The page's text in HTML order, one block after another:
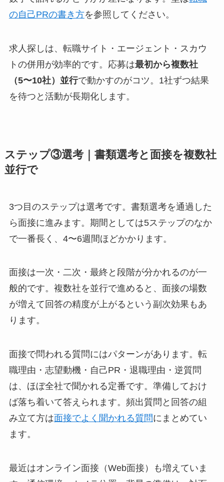
の自己PRの書き方を参照してください。
求人探しは、転職サイト・エージェント・スカウ
トの併用が効率的です。応募は最初から複数社
（5〜10社）並行で動かすのがコツ。1社ずつ結果
を待つと活動が長期化します。
ステップ③選考｜書類選考と面接を複数社
並行で
3つ目のステップは選考です。書類選考を通過した
ら面接に進みます。期間としては5ステップのなか
で一番長く、4〜6週間ほどかかります。
面接は一次・二次・最終と段階が分かれるのが一
般的です。複数社を並行で進めると、面接の場数
が増えて回答の精度が上がるという副次効果もあ
ります。
面接で問われる質問にはパターンがあります。転
職理由・志望動機・自己PR・退職理由・逆質問
は、ほぼ全社で聞かれる定番です。準備しておけ
ば落ち着いて答えられます。頻出質問と回答の組
み立て方は面接でよく聞かれる質問にまとめてい
ます。
最近はオンライン面接（Web面接）も増えていま